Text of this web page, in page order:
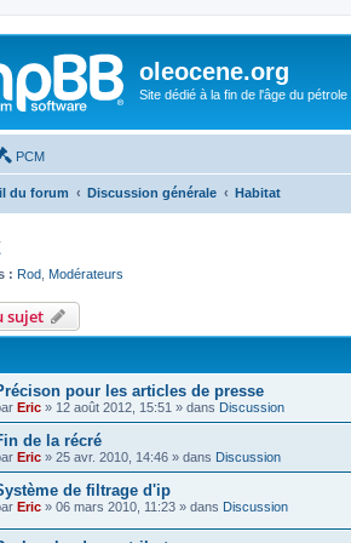
oleocene.org
Site dédié à la fin de l'âge du pétrole
PCM
du forum Discussion générale Habitat
: Rod Modérateurs
sujet
pour les articles de presse
Eric » 12 août 2012, 15:51 » dans Discussion
de la récré
Eric » 25 avr. 2010, 14:46 » dans Discussion
de filtrage d'ip
Eric » 06 mars 2010, 11:23 » dans Discussion